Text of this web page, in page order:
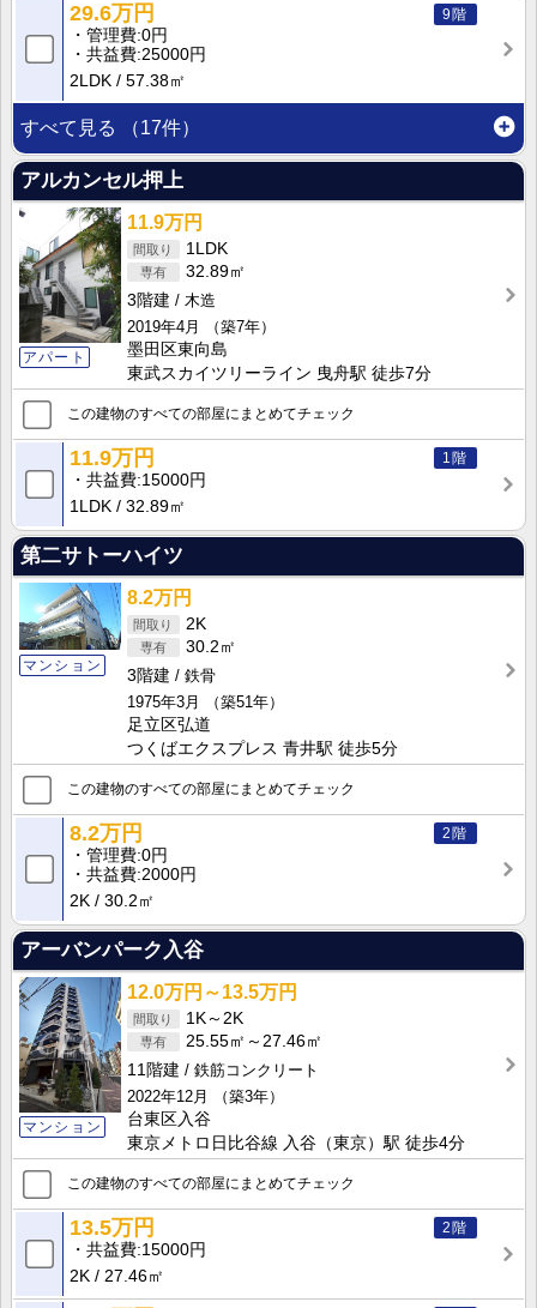
9階
29.6万円
管理費 0円
共益費 25000円
2LDK
57.38㎡
すべて見る （17件）
アルカンセル押上
アパート
11.9万円
1LDK
32.89㎡
3階建
木造
2019年4月
（築7年）
墨田区東向島
東武スカイツリーライン 曳舟駅 徒歩7分
この建物のすべての部屋にまとめてチェック
1階
11.9万円
共益費 15000円
1LDK
32.89㎡
第二サトーハイツ
マンション
8.2万円
2K
30.2㎡
3階建
鉄骨
1975年3月
（築51年）
足立区弘道
つくばエクスプレス 青井駅 徒歩5分
この建物のすべての部屋にまとめてチェック
2階
8.2万円
管理費 0円
共益費 2000円
2K
30.2㎡
アーバンパーク入谷
マンション
12.0万円～13.5万円
1K～2K
25.55㎡～27.46㎡
11階建
鉄筋コンクリート
2022年12月
（築3年）
台東区入谷
東京メトロ日比谷線 入谷（東京）駅 徒歩4分
この建物のすべての部屋にまとめてチェック
2階
13.5万円
共益費 15000円
2K
27.46㎡